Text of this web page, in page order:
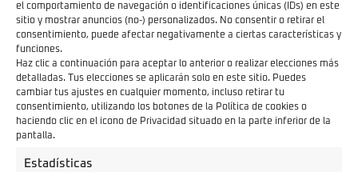
el comportamiento de navegación o identificaciones únicas (IDs) en este
sitio y mostrar anuncios (no-) personalizados. No consentir o retirar el
consentimiento, puede afectar negativamente a ciertas características y
funciones.
Haz clic a continuación para aceptar lo anterior o realizar elecciones más
detalladas. Tus elecciones se aplicarán solo en este sitio. Puedes
cambiar tus ajustes en cualquier momento, incluso retirar tu
consentimiento, utilizando los botones de la Política de cookies o
haciendo clic en el icono de Privacidad situado en la parte inferior de la
pantalla.
Estadísticas
1 RESULTADO
INVICTA WOW 775